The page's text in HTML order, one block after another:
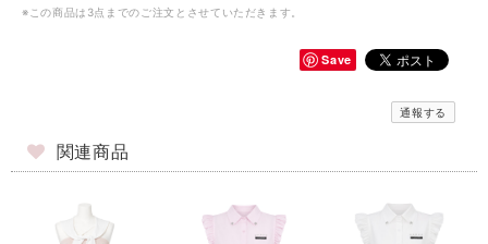
※この商品は3点までのご注文とさせていただきます。
Save
通報する
関連商品